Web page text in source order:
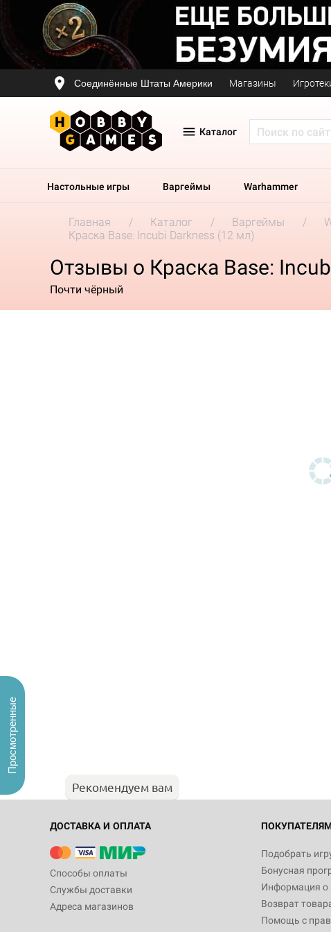
Соединённые Штаты Америки Магазины
Каталог
Настольные игры Варгеймы Warhammer
Главная Каталог Варгеймы
Краска Base: Incubi Darkness (12 мл)
Отзывы о Краска Base:
Почти чёрный
Рекомендуем вам
ДОСТАВКА И ОПЛАТА
Способы оплаты
Службы доставки
Адреса магазинов
Подобрать
Бонусная
Информация о
Возврат
Помощь с
Просмотренные